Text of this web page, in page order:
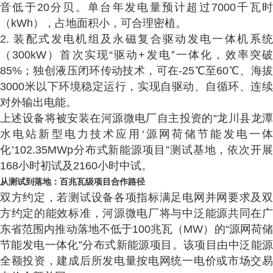
音低于20分贝。单台年发电量预计超过7000千瓦时
（kWh），占地面积小，可合理密植。
2. 装配式发电机组及永磁复合驱动发电一体机系统
（300kW）首次实现“驱动+发电”一体化，效率突破
85%；独创液压闭环传动技术，可在-25℃至60℃、海拔
3000米以下环境稳定运行，实现自驱动、自循环、连续
对外输出电能。
上述设备将被安装在河源微电厂自主投资的“龙川县龙潭
水电站新型电力技术应用‘源网荷储节能发电一体
化’102.35MWp分布式新能源项目”测试基地，依次开展
168小时初试及2160小时中试。
从测试到落地：百兆瓦级项目合作路径
双方约定，若测试设备各项指标满足电网并网要求及双
方约定的能效标准，河源微电厂将与中泛能源共同在广
东省范围内推动落地不低于100兆瓦（MW）的“源网荷储
节能发电一体化”分布式新能源项目。该项目由中泛能源
全额投资，建成后所发电量按电网统一电价或市场交易